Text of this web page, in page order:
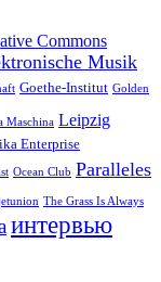
Commons
Musik
Goethe-Institut Golden
Maschina Leipzig
Enterprise
Ocean Club Paralleles
The Grass Is Always
интервью